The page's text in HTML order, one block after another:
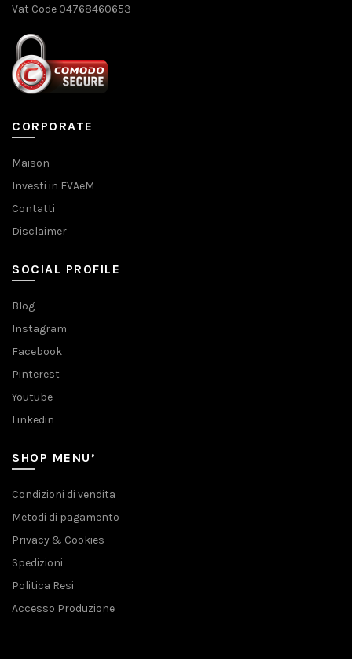
Vat Code 04768460653
CORPORATE
Maison
Investi in EVAeM
Contatti
Disclaimer
SOCIAL PROFILE
Blog
Instagram
Facebook
Pinterest
Youtube
Linkedin
SHOP MENU’
Condizioni di vendita
Metodi di pagamento
Privacy & Cookies
Spedizioni
Politica Resi
Accesso Produzione